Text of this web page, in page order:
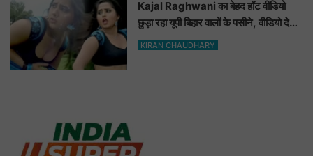
Kajal Raghwani का बेहद हॉट वीडियो
छुड़ा रहा यूपी बिहार वालों के पसीने, वीडियो देख
आप भी हो जाओगे बेकाबू
KIRAN CHAUDHARY